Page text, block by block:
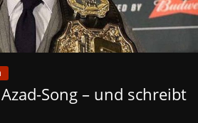
Song – und schreibt